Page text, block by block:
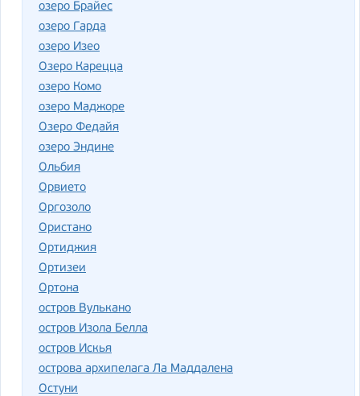
озеро Брайес
озеро Гарда
озеро Изео
Озеро Карецца
озеро Комо
озеро Маджоре
Озеро Федайя
озеро Эндине
Ольбия
Орвието
Оргозоло
Ористано
Ортиджия
Ортизеи
Ортона
остров Вулькано
остров Изола Белла
остров Искья
острова архипелага Ла Маддалена
Остуни